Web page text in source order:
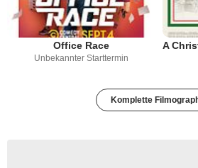
Office Race
Unbekannter Starttermin
Komplette